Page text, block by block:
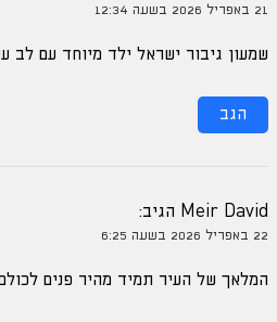
21 באפריל 2026 בשעה 12:34
שמעון גיבור ישראל ילד מיוחד עם לב
הגב
Meir David הגיב:
22 באפריל 2026 בשעה 6:25
המלאך של העיר תמיד מהיר פנים